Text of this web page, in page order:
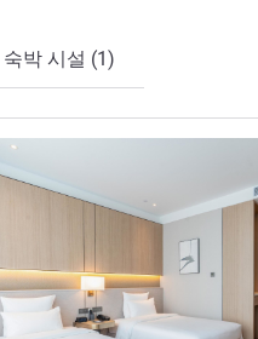
박 시설 (1)
보 보기